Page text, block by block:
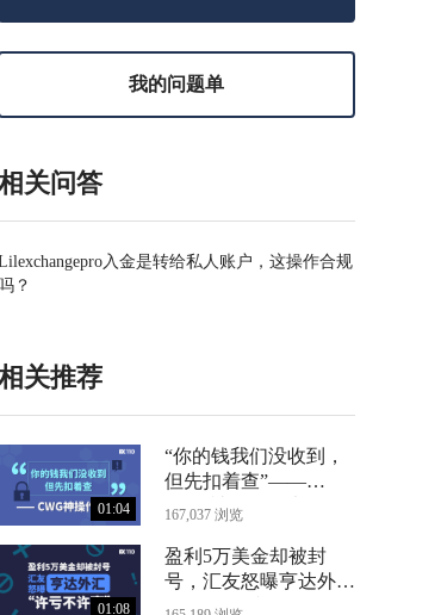
我的问题单
关问答
入金是转给私人账户，这操作合规
？
关推荐
01:04
“你的钱我们没收到，
但先扣着查”——
CWG神操作曝光
167,037 浏览
01:08
盈利5万美金却被封
号，汇友怒曝亨达外汇
“许亏不许赢”